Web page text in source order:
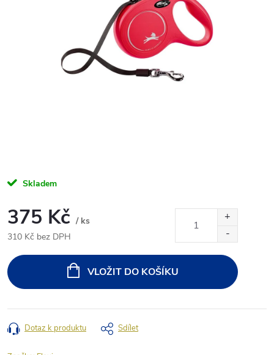
Skladem
375 Kč / ks
310 Kč bez DPH
cena:
VLOŽIT DO KOŠÍKU
Dotaz k produktu Sdílet